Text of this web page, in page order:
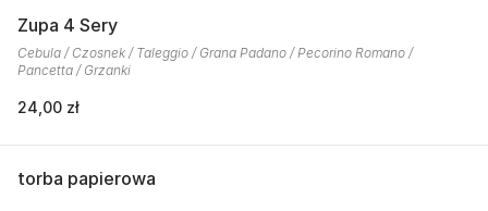
Zupa 4 Sery
Cebula / Czosnek / Taleggio / Grana Padano / Pecorino Romano /
Pancetta / Grzanki
24,00 zł
torba papierowa